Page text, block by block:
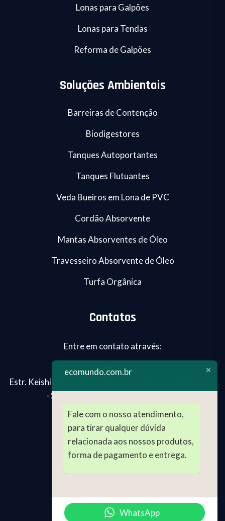
Lonas para Galpões
Lonas para Tendas
Reforma de Galpões
Soluções Ambientais
Barreiras de Contenção
Biodigestores
Tanques Autoportantes
Tanques Flutuantes
Veda Bueiros em Lona de PVC
Cordão Absorvente
Mantas Absorventes de Óleo
Travesseiro Absorvente de Óleo
Turfa Orgânica
Contatos
Entre em contato através:
Estr. Keishi Matsumoto, 462 - Jd.Tomé, Embu das Artes
- SP - Segunda-Sexta 8:00h - 18:00h
(11) 99024-2696
(11) 4241-4129
ecomundo.com.br
Fale com o nosso atendimento,
para tirar qualquer dúvida
relacionada aos nossos produtos,
forma de pagamento e entrega.
WhatsApp